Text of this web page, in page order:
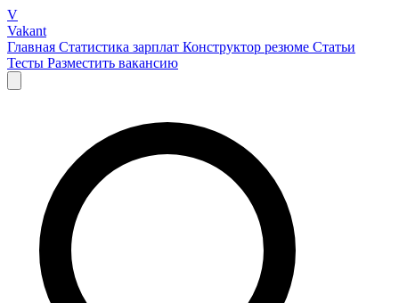
V
Vakant
Главная Статистика зарплат Конструктор резюме Статьи
Тесты Разместить вакансию